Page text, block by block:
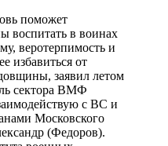
поможет
воспитать в воинах
веротерпимость и
избавиться от
заявил летом
сектора ВМФ
с ВС и
Московского
(Федоров).